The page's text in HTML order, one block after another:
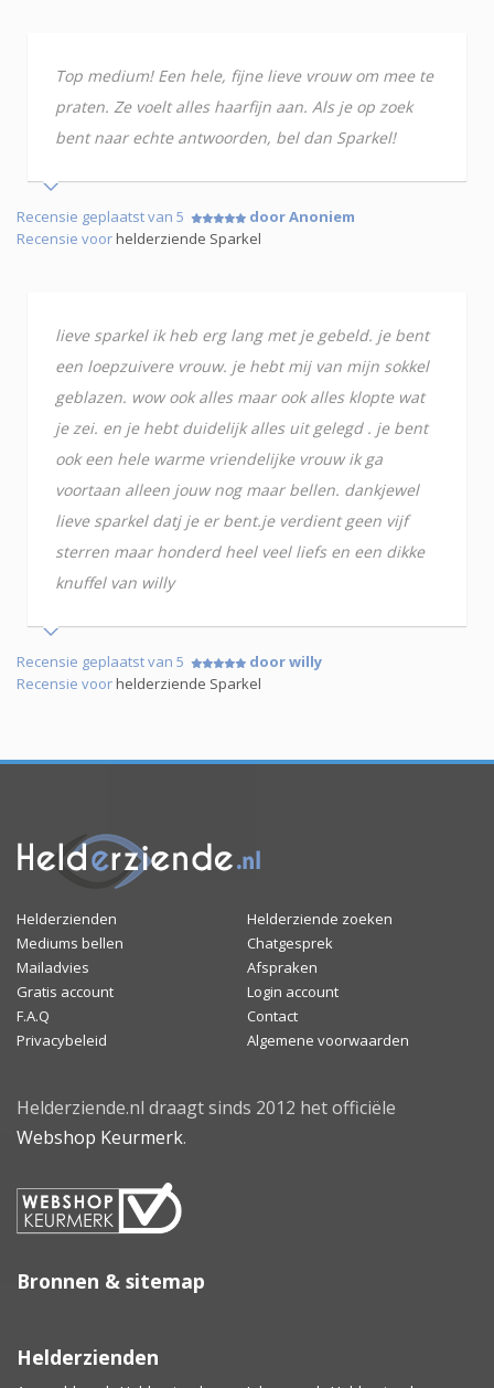
Top medium! Een hele, fijne lieve vrouw om mee te
praten. Ze voelt alles haarfijn aan. Als je op zoek
bent naar echte antwoorden, bel dan Sparkel!
Recensie geplaatst van 5
door Anoniem
Recensie voorhelderziende Sparkel
lieve sparkel ik heb erg lang met je gebeld. je bent
een loepzuivere vrouw. je hebt mij van mijn sokkel
geblazen. wow ook alles maar ook alles klopte wat
je zei. en je hebt duidelijk alles uit gelegd . je bent
ook een hele warme vriendelijke vrouw ik ga
voortaan alleen jouw nog maar bellen. dankjewel
lieve sparkel datj je er bent.je verdient geen vijf
sterren maar honderd heel veel liefs en een dikke
knuffel van willy
Recensie geplaatst van 5
door willy
Recensie voorhelderziende Sparkel
Helderzienden
Helderziende zoeken
Mediums bellen
Chatgesprek
Mailadvies
Afspraken
Gratis account
Login account
F.A.Q
Contact
Privacybeleid
Algemene voorwaarden
Helderziende.nl draagt sinds 2012 het officiële
Webshop Keurmerk.
Bronnen & sitemap
Helderzienden